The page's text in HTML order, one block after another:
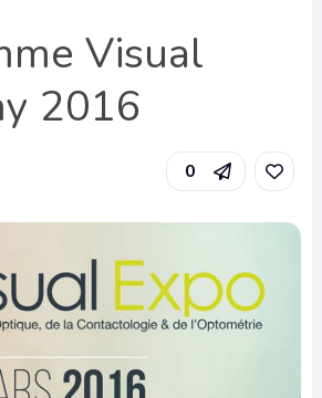
Visual
2016
0